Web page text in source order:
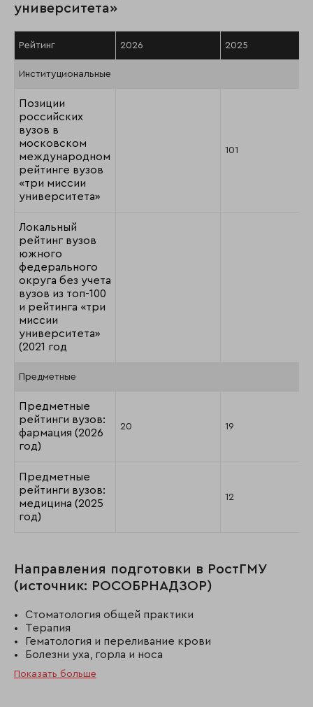
университета»
Рейтинг 2026 2025
Институциональные
Позиции
российских
вузов в
московском
международном
рейтинге вузов
«три миссии
университета»
101
Локальный
рейтинг вузов
южного
федерального
округа без учета
вузов из топ-100
и рейтинга «три
миссии
университета»
(2021 год
Предметные
Предметные
рейтинги вузов:
фармация (2026
год)
20 19
Предметные
рейтинги вузов:
медицина (2025
год)
12
Направления подготовки в РостГМУ
(источник: РОСОБРНАДЗОР)
Стоматология общей практики
Терапия
Гематология и переливание крови
Болезни уха, горла и носа
Показать больше